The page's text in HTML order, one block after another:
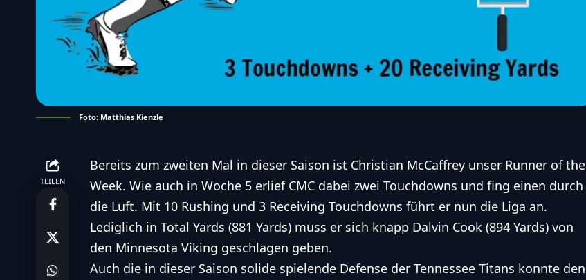
Foto: Matthias Kienzle
TEILEN
Bereits zum zweiten Mal in dieser Saison ist Christian McCaffrey unser Runner of the
Week. Wie auch in Woche 5 erlief CMC dabei zwei Touchdowns und fing einen durch
die Luft. Mit 10 Rushing und 3 Receiving Touchdowns führt er nun die Liga an.
Lediglich in Total Yards (881 Yards) muss er sich knapp Dalvin Cook (894 Yards) von
den Minnesota Viking geschlagen geben.
Auch die in dieser Saison solide spielende Defense der Tennessee Titans konnte den